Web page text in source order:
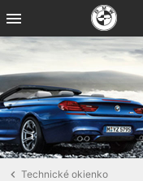
Technické okienko